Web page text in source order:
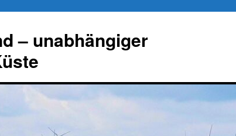
– unabhängiger